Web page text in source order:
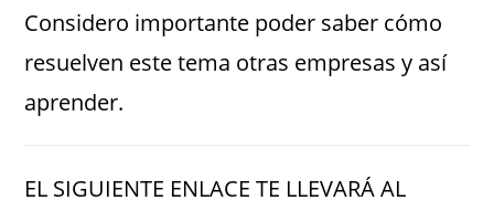
Considero importante poder saber cómo
resuelven este tema otras empresas y así
aprender.
EL SIGUIENTE ENLACE TE LLEVARÁ AL